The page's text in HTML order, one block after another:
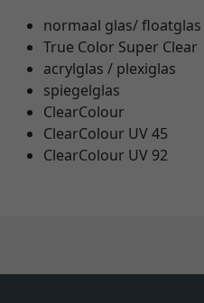
normaal glas/
True Color Super Clear
acrylglas / plexiglas
spiegelglas
ClearColour
ClearColour UV 45
ClearColour UV 92